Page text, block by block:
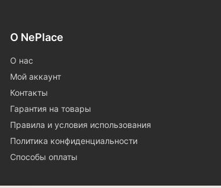
О NePlace
О нас
Мой аккаунт
Контакты
Гарантия на товары
Правила и условия использования
Политика конфиденциальности
Способы оплаты